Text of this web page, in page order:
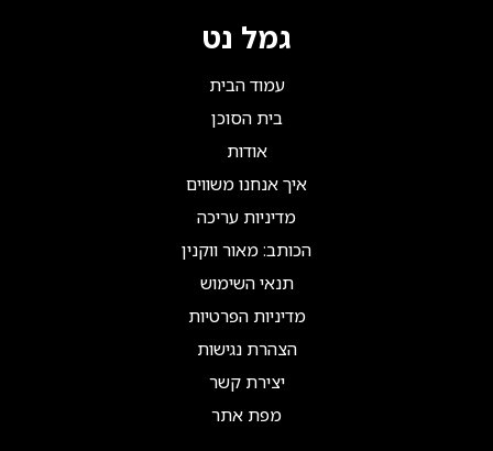
גמל נט
עמוד הבית
בית הסוכן
אודות
איך אנחנו משווים
מדיניות עריכה
הכותב: מאור ווקנין
תנאי השימוש
מדיניות הפרטיות
הצהרת נגישות
יצירת קשר
מפת אתר